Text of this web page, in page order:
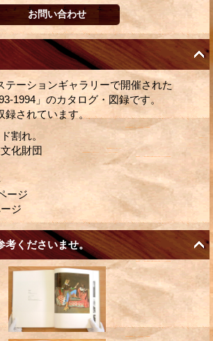
テーションギャラリーで開催された
1994」のカタログ・図録です。
録されています。
割れ。
化財団
ージ
ジ
考くださいませ。